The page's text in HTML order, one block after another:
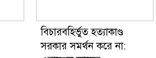
বিচারবহির্ভুত হত্যাকাণ্ড
সরকার সমর্থন করে না: